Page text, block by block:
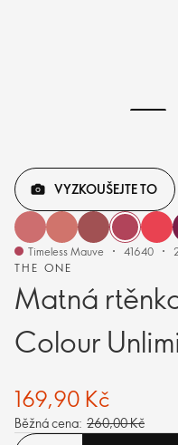
THE ONE
Matná
Colour
VYZKOUŠEJTE TO
Timeless Mauve 41640
169,90 Kč
Běžná cena: 260,00 Kč